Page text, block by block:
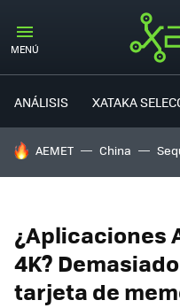
MENÚ
ANÁLISIS XATAKA
HOY SE HABLA DE
AEMET China
¿Aplicaciones
4K?
tarjeta de